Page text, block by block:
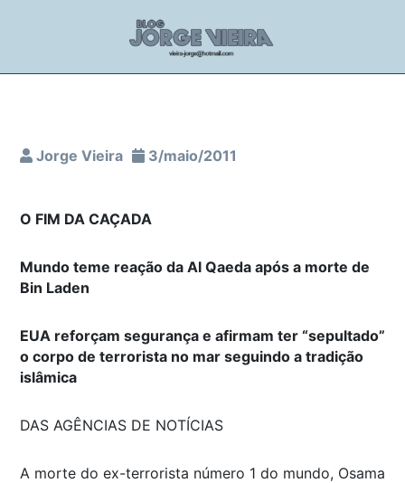
Jorge Vieira 3/maio/2011
O FIM DA CAÇADA
Mundo teme reação da Al Qaeda após a morte de
Bin Laden
EUA reforçam segurança e afirmam ter “sepultado”
o corpo de terrorista no mar seguindo a tradição
islâmica
DAS AGÊNCIAS DE NOTÍCIAS
A morte do ex-terrorista número 1 do mundo, Osama